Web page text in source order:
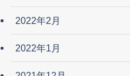
2022年2月
2022年1月